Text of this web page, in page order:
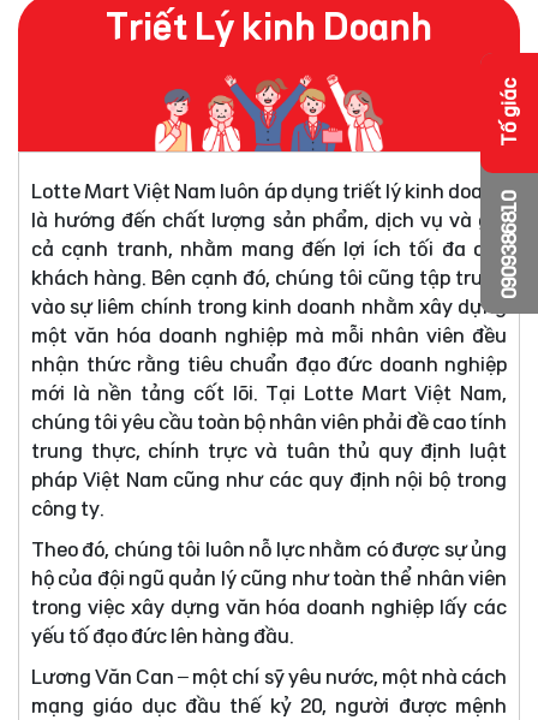
Triết Lý kinh Doanh
Lotte Mart Việt Nam luôn áp dụng triết lý kinh doanh
là hướng đến chất lượng sản phẩm, dịch vụ và giá
cả cạnh tranh, nhằm mang đến lợi ích tối đa cho
khách hàng. Bên cạnh đó, chúng tôi cũng tập trung
vào sự liêm chính trong kinh doanh nhằm xây dựng
một văn hóa doanh nghiệp mà mỗi nhân viên đều
nhận thức rằng tiêu chuẩn đạo đức doanh nghiệp
mới là nền tảng cốt lõi. Tại Lotte Mart Việt Nam,
chúng tôi yêu cầu toàn bộ nhân viên phải đề cao tính
trung thực, chính trực và tuân thủ quy định luật
pháp Việt Nam cũng như các quy định nội bộ trong
công ty.
Theo đó, chúng tôi luôn nỗ lực nhằm có được sự ủng
hộ của đội ngũ quản lý cũng như toàn thể nhân viên
trong việc xây dựng văn hóa doanh nghiệp lấy các
yếu tố đạo đức lên hàng đầu.
Lương Văn Can – một chí sỹ yêu nước, một nhà cách
mạng giáo dục đầu thế kỷ 20, người được mệnh
0909386810
Tố giác